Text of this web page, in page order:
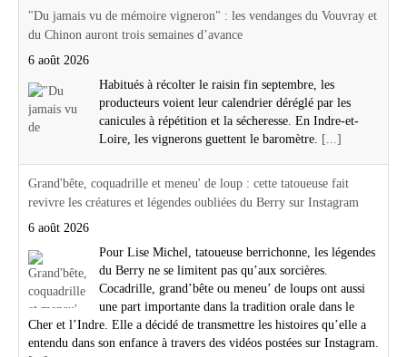
"Du jamais vu de mémoire vigneron" : les vendanges du Vouvray et
du Chinon auront trois semaines d’avance
6 août 2026
Habitués à récolter le raisin fin septembre, les
producteurs voient leur calendrier déréglé par les
canicules à répétition et la sécheresse. En Indre-et-
Loire, les vignerons guettent le baromètre. [...]
Grand'bête, coquadrille et meneu' de loup : cette tatoueuse fait
revivre les créatures et légendes oubliées du Berry sur Instagram
6 août 2026
Pour Lise Michel, tatoueuse berrichonne, les légendes
du Berry ne se limitent pas qu’aux sorcières.
Cocadrille, grand’bête ou meneu’ de loups ont aussi
une part importante dans la tradition orale dans le
Cher et l’Indre. Elle a décidé de transmettre les histoires qu’elle a
entendu dans son enfance à travers des vidéos postées sur Instagram.